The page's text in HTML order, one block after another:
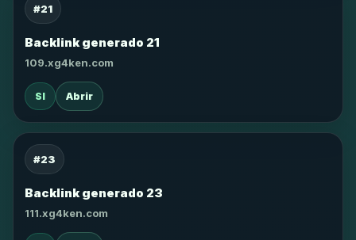
#21
Backlink generado 21
109.xg4ken.com
SI Abrir
#23
Backlink generado 23
111.xg4ken.com